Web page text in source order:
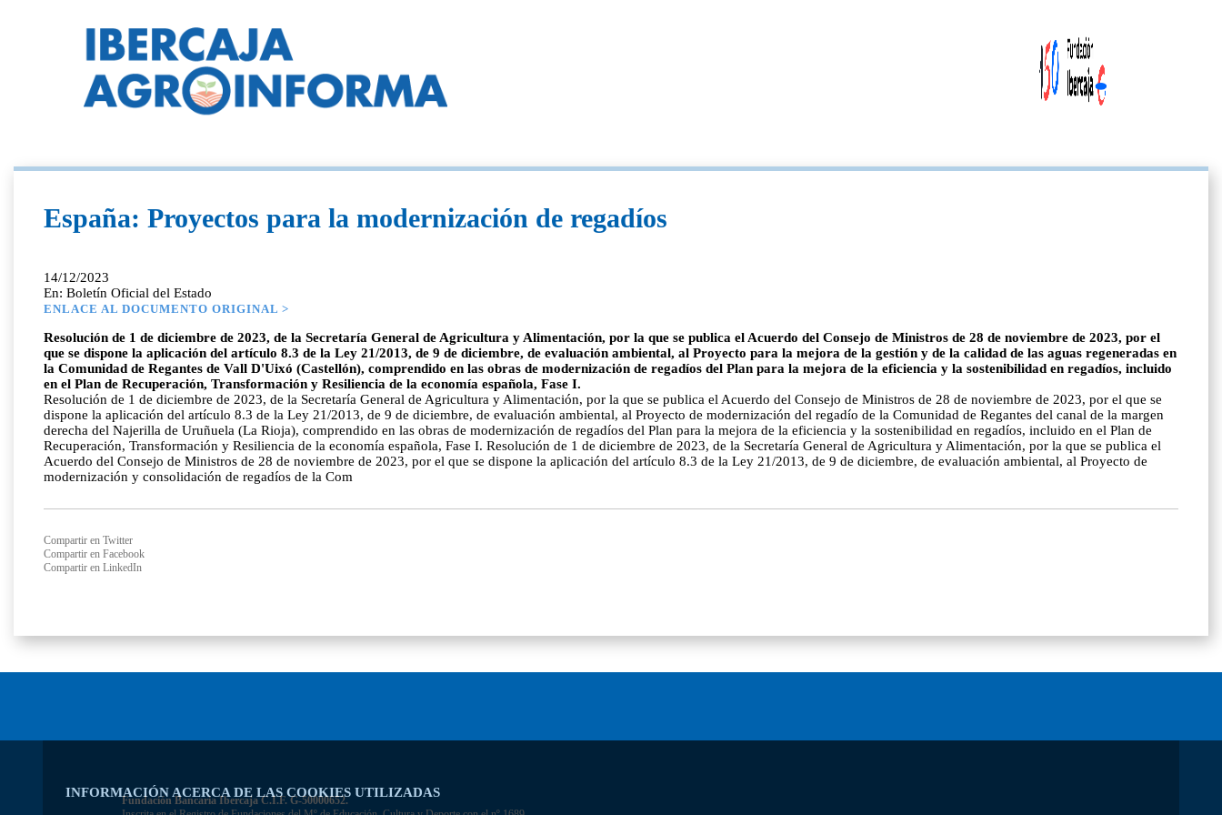
INFORMACIÓN ACERCA DE LAS COOKIES UTILIZADAS
España: Proyectos para la modernización de regadíos
14/12/2023
En: Boletín Oficial del Estado
ENLACE AL DOCUMENTO ORIGINAL >
Resolución de 1 de diciembre de 2023, de la Secretaría General de Agricultura y Alimentación, por la que se publica el Acuerdo del Consejo de Ministros de 28 de noviembre de 2023, por el
que se dispone la aplicación del artículo 8.3 de la Ley 21/2013, de 9 de diciembre, de evaluación ambiental, al Proyecto para la mejora de la gestión y de la calidad de las aguas regeneradas en
la Comunidad de Regantes de Vall D'Uixó (Castellón), comprendido en las obras de modernización de regadíos del Plan para la mejora de la eficiencia y la sostenibilidad en regadíos, incluido
en el Plan de Recuperación, Transformación y Resiliencia de la economía española, Fase I.
Resolución de 1 de diciembre de 2023, de la Secretaría General de Agricultura y Alimentación, por la que se publica el Acuerdo del Consejo de Ministros de 28 de noviembre de 2023, por el que se
dispone la aplicación del artículo 8.3 de la Ley 21/2013, de 9 de diciembre, de evaluación ambiental, al Proyecto de modernización del regadío de la Comunidad de Regantes del canal de la margen
derecha del Najerilla de Uruñuela (La Rioja), comprendido en las obras de modernización de regadíos del Plan para la mejora de la eficiencia y la sostenibilidad en regadíos, incluido en el Plan de
Recuperación, Transformación y Resiliencia de la economía española, Fase I. Resolución de 1 de diciembre de 2023, de la Secretaría General de Agricultura y Alimentación, por la que se publica el
Acuerdo del Consejo de Ministros de 28 de noviembre de 2023, por el que se dispone la aplicación del artículo 8.3 de la Ley 21/2013, de 9 de diciembre, de evaluación ambiental, al Proyecto de
modernización y consolidación de regadíos de la Com
Compartir en Twitter
Compartir en Facebook
Compartir en LinkedIn
Fundación Bancaria Ibercaja C.I.F. G-50000652.